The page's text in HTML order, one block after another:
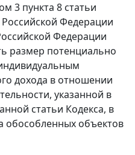
3 пункта 8 статьи
Российской Федерации
Федерации
размер потенциально
дохода в отношении
указанной в
статьи Кодекса, в
обособленных объектов